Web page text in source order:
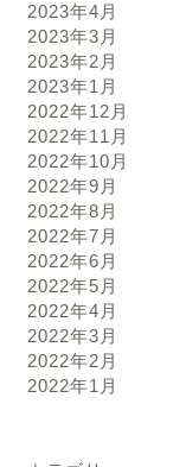
2023年4月
2023年3月
2023年2月
2023年1月
2022年12月
2022年11月
2022年10月
2022年9月
2022年8月
2022年7月
2022年6月
2022年5月
2022年4月
2022年3月
2022年2月
2022年1月